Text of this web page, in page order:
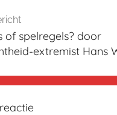
of spelregels? door
extremist Hans